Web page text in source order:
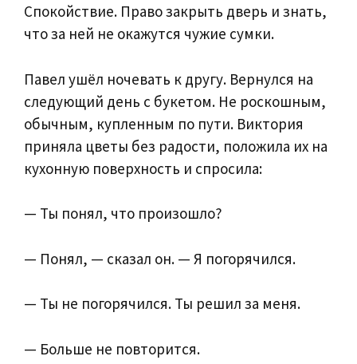
Спокойствие. Право закрыть дверь и знать,
что за ней не окажутся чужие сумки.
Павел ушёл ночевать к другу. Вернулся на
следующий день с букетом. Не роскошным,
обычным, купленным по пути. Виктория
приняла цветы без радости, положила их на
кухонную поверхность и спросила:
— Ты понял, что произошло?
— Понял, — сказал он. — Я погорячился.
— Ты не погорячился. Ты решил за меня.
— Больше не повторится.